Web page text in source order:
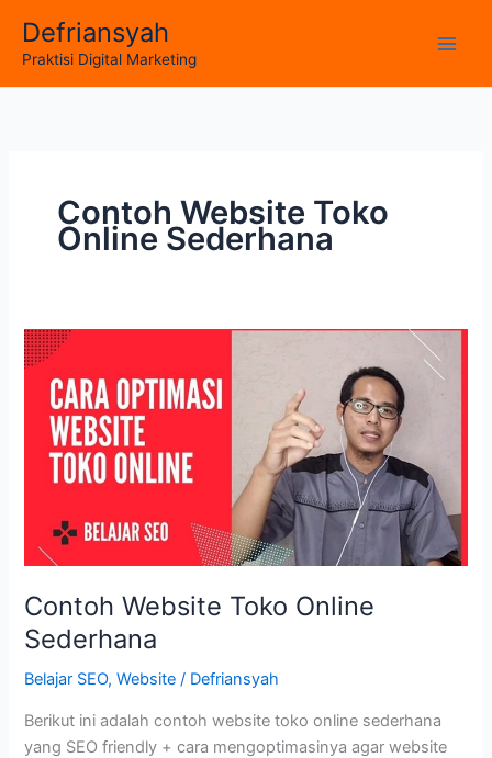
content
Defriansyah
Praktisi Digital Marketing
Contoh Website Toko
Online Sederhana
Contoh Website Toko Online
Sederhana
Belajar SEO,Website / Defriansyah
Berikut ini adalah contoh website toko online sederhana
yang SEO friendly + cara mengoptimasinya agar website